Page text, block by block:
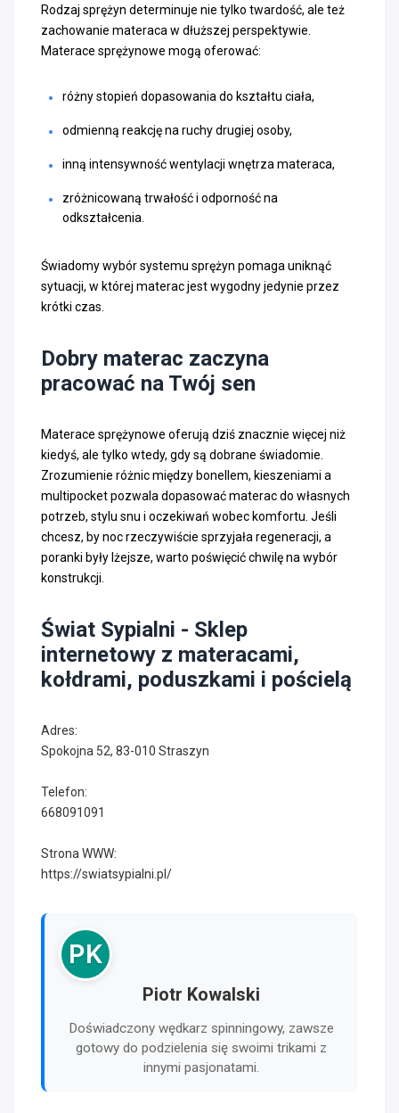
Rodzaj sprężyn determinuje nie tylko twardość, ale też
zachowanie materaca w dłuższej perspektywie.
Materace sprężynowe mogą oferować:
różny stopień dopasowania do kształtu ciała,
odmienną reakcję na ruchy drugiej osoby,
inną intensywność wentylacji wnętrza materaca,
zróżnicowaną trwałość i odporność na
odkształcenia.
Świadomy wybór systemu sprężyn pomaga uniknąć
sytuacji, w której materac jest wygodny jedynie przez
krótki czas.
Dobry materac zaczyna
pracować na Twój sen
Materace sprężynowe oferują dziś znacznie więcej niż
kiedyś, ale tylko wtedy, gdy są dobrane świadomie.
Zrozumienie różnic między bonellem, kieszeniami a
multipocket pozwala dopasować materac do własnych
potrzeb, stylu snu i oczekiwań wobec komfortu. Jeśli
chcesz, by noc rzeczywiście sprzyjała regeneracji, a
poranki były lżejsze, warto poświęcić chwilę na wybór
konstrukcji.
Świat Sypialni - Sklep
internetowy z materacami,
kołdrami, poduszkami i pościelą
Adres:
Spokojna 52, 83-010 Straszyn
Telefon:
668091091
Strona WWW:
https://swiatsypialni.pl/
PK
Piotr Kowalski
Doświadczony wędkarz spinningowy, zawsze
gotowy do podzielenia się swoimi trikami z
innymi pasjonatami.